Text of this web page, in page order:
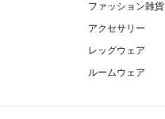
ファッション雑貨
アクセサリー
レッグウェア
ルームウェア